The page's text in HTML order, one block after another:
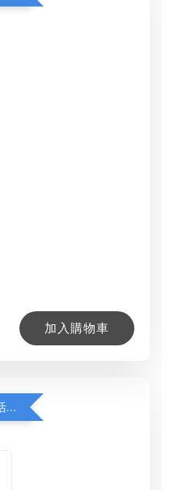
加入購物車
【加購優惠】INXTINCT 生活日用鞋墊